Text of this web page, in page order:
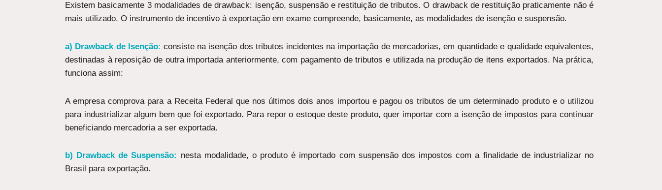
Existem basicamente 3 modalidades de drawback: isenção, suspensão e restituição de tributos. O drawback de restituição praticamente não é
mais utilizado. O instrumento de incentivo à exportação em exame compreende, basicamente, as modalidades de isenção e suspensão.
a) Drawback de Isenção: consiste na isenção dos tributos incidentes na importação de mercadorias, em quantidade e qualidade equivalentes,
destinadas à reposição de outra importada anteriormente, com pagamento de tributos e utilizada na produção de itens exportados. Na prática,
funciona assim:
A empresa comprova para a Receita Federal que nos últimos dois anos importou e pagou os tributos de um determinado produto e o utilizou
para industrializar algum bem que foi exportado. Para repor o estoque deste produto, quer importar com a isenção de impostos para continuar
beneficiando mercadoria a ser exportada.
b) Drawback de Suspensão: nesta modalidade, o produto é importado com suspensão dos impostos com a finalidade de industrializar no
Brasil para exportação.